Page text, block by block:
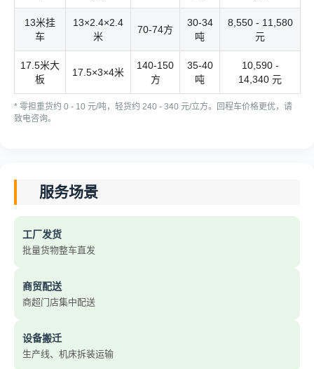
13米挂
车
13×2.4×2.4
米
70-74方
30-34
吨
8,550 - 11,580
元
17.5米大
板
17.5×3×4米
140-150
方
35-40
吨
10,590 -
14,340 元
* 零担重货约 0 - 10 元/吨，轻货约 240 - 340 元/立方。回程车价格更优，请
致电咨询。
服务场景
工厂发货
批量货物整车直发
商贸配送
商超门店集中配送
设备搬迁
生产线、机床拆装运输